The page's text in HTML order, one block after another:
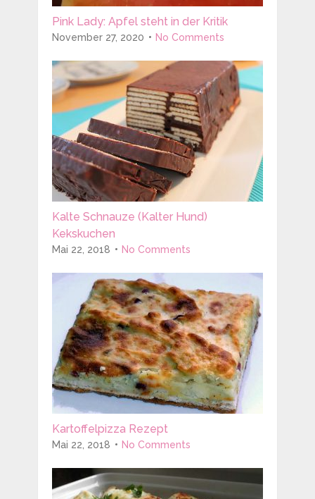
Pink Lady: Apfel steht in der Kritik
November 27, 2020 No Comments
Kalte Schnauze (Kalter Hund)
Kekskuchen
Mai 22, 2018 No Comments
Kartoffelpizza Rezept
Mai 22, 2018 No Comments